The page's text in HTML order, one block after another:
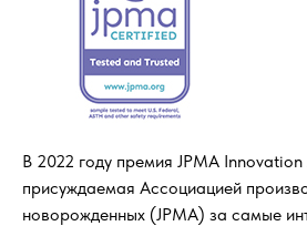
В 2022 году премия JPMA Innovation
присуждаемая Ассоциацией
новорожденных (JPMA) за самые
Политика конфиденциальности
Информация
Руководства и инструкции